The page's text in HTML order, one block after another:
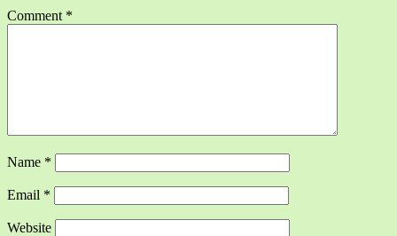
Comment *
Name *
Email *
Website